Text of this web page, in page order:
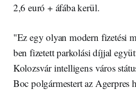
2,6 euró + áfába kerül.
"Ez egy olyan modern fizetési
ben fizetett parkolási díjjal
Kolozsvár intelligens város
Boc polgármestert az Agerpres